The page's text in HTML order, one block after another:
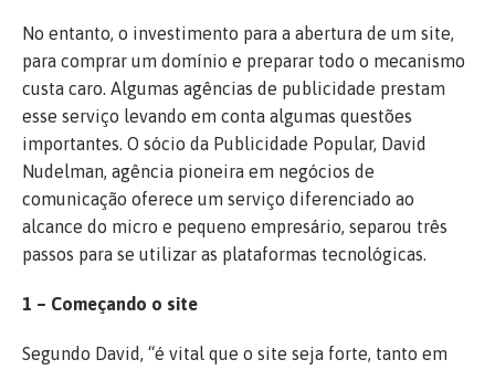
No entanto, o investimento para a abertura de um site,
para comprar um domínio e preparar todo o mecanismo
custa caro. Algumas agências de publicidade prestam
esse serviço levando em conta algumas questões
importantes. O sócio da Publicidade Popular, David
Nudelman, agência pioneira em negócios de
comunicação oferece um serviço diferenciado ao
alcance do micro e pequeno empresário, separou três
passos para se utilizar as plataformas tecnológicas.
1 – Começando o site
Segundo David, “é vital que o site seja forte, tanto em